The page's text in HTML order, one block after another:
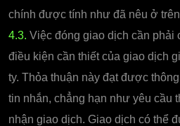
chính được tính như đã nêu ở
4.3. Việc đóng giao dịch cần phải
điều kiện cần thiết của giao dịch
ty. Thỏa thuận này đạt được
tin nhắn, chẳng hạn như yêu cầu
nhận giao dịch. Giao dịch có thể